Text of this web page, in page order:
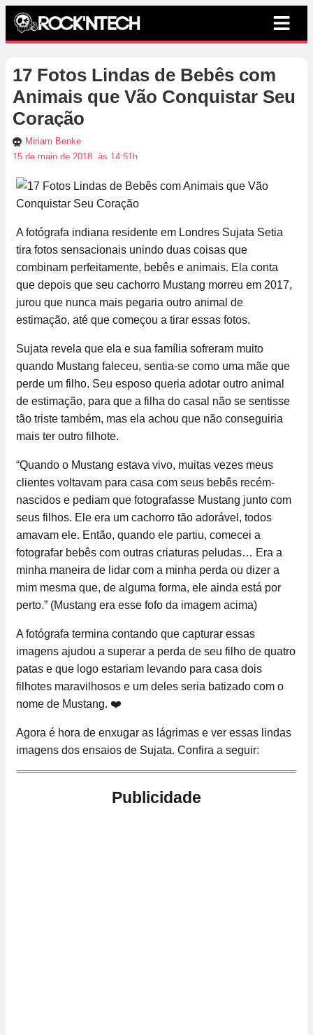
17 Fotos Lindas de Bebês com
Animais que Vão Conquistar Seu
Coração
Miriam Benke
15 de maio de 2018, às 14:51h
A fotógrafa indiana residente em Londres Sujata Setia
tira fotos sensacionais unindo duas coisas que
combinam perfeitamente, bebês e animais. Ela conta
que depois que seu cachorro Mustang morreu em 2017,
jurou que nunca mais pegaria outro animal de
estimação, até que começou a tirar essas fotos.
Sujata revela que ela e sua família sofreram muito
quando Mustang faleceu, sentia-se como uma mãe que
perde um filho. Seu esposo queria adotar outro animal
de estimação, para que a filha do casal não se sentisse
tão triste também, mas ela achou que não conseguiria
mais ter outro filhote.
“Quando o Mustang estava vivo, muitas vezes meus
clientes voltavam para casa com seus bebês recém-
nascidos e pediam que fotografasse Mustang junto com
seus filhos. Ele era um cachorro tão adorável, todos
amavam ele. Então, quando ele partiu, comecei a
fotografar bebês com outras criaturas peludas… Era a
minha maneira de lidar com a minha perda ou dizer a
mim mesma que, de alguma forma, ele ainda está por
perto.” (Mustang era esse fofo da imagem acima)
A fotógrafa termina contando que capturar essas
imagens ajudou a superar a perda de seu filho de quatro
patas e que logo estariam levando para casa dois
filhotes maravilhosos e um deles seria batizado com o
nome de Mustang. ❤️
Agora é hora de enxugar as lágrimas e ver essas lindas
imagens dos ensaios de Sujata. Confira a seguir:
Publicidade